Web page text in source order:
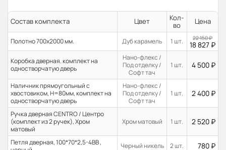
Состав комплекта Цвет
Кол-
во
Цена
Полотно 700x2000 мм. Дуб карамель 1 шт. 22 150₽
18 827 ₽
Коробка дверная. комплект на
одностворчатую дверь
Нано-флекс /
Под отделку /
Софт тач
1 шт. 4 500 ₽
Наличник прямоугольный с
хвостовиком, H=80мм, комплект на
одностворчатую дверь
Нано-флекс /
Под отделку /
Софт тач
1 шт. 2 400 ₽
Ручка дверная CENTRO / Центро
(комплект из 2 ручек), Хром
матовый
Хром матовый 1 шт. 2 520 ₽
Петля дверная, 100*70*2,5-4ВВ ,
Черный никель 2 шт. 780 ₽